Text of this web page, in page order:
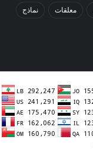
معلقات نماذج